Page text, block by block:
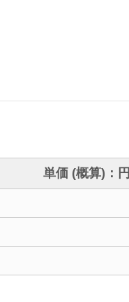
単価 (概算)：円